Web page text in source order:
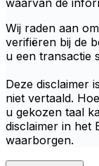
waarvan de
Wij raden aan
verifiëren bij de
u een transactie
Deze disclaimer
niet vertaald.
u gekozen taal
disclaimer in het
waarborgen.